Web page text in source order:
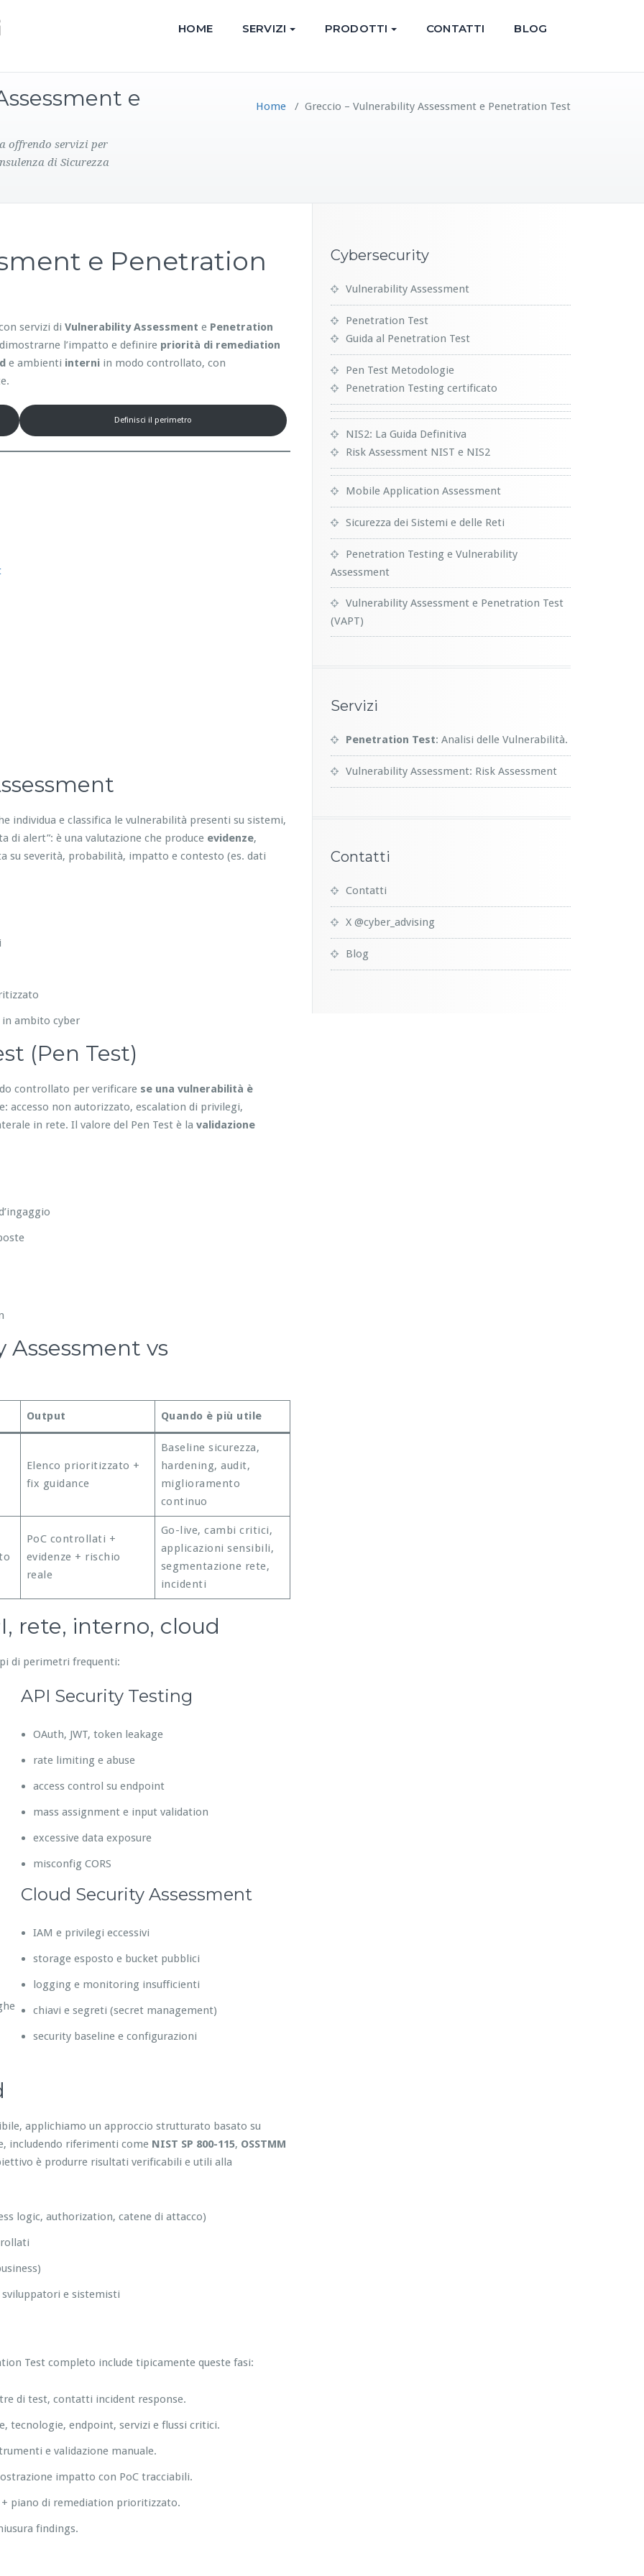
HOME SERVIZI PRODOTTI CONTATTI BLOG
e
offrendo servizi per
di Sicurezza
Home / Greccio – Vulnerability Assessment e Penetration Test
e Penetration
servizi di Vulnerability Assessment e Penetration
l’impatto e definire priorità di remediation
e ambienti interni in modo controllato, con
Definisci il perimetro
individua e classifica le vulnerabilità presenti su sistemi,
di alert”: è una valutazione che produce evidenze,
su severità, probabilità, impatto e contesto (es. dati
ambito cyber
(Pen Test)
controllato per verificare se una vulnerabilità è
accesso non autorizzato, escalation di privilegi,
in rete. Il valore del Pen Test è la validazione
vs
Output Quando è più utile
Elenco prioritizzato +
fix guidance
Baseline sicurezza,
hardening, audit,
miglioramento
continuo
PoC controllati +
evidenze + rischio
reale
Go-live, cambi critici,
applicazioni sensibili,
segmentazione rete,
incidenti
rete, interno, cloud
di perimetri frequenti:
API Security Testing
OAuth, JWT, token leakage
rate limiting e abuse
access control su endpoint
mass assignment e input validation
excessive data exposure
misconfig CORS
Cloud Security Assessment
IAM e privilegi eccessivi
storage esposto e bucket pubblici
logging e monitoring insufficienti
chiavi e segreti (secret management)
security baseline e configurazioni
applichiamo un approccio strutturato basato su
includendo riferimenti come NIST SP 800-115, OSSTMM
è produrre risultati verificabili e utili alla
logic, authorization, catene di attacco)
e sistemisti
Test completo include tipicamente queste fasi:
di test, contatti incident response.
tecnologie, endpoint, servizi e flussi critici.
e validazione manuale.
impatto con PoC tracciabili.
piano di remediation prioritizzato.
findings.
Cybersecurity
Vulnerability Assessment
Penetration Test
Guida al Penetration Test
Pen Test Metodologie
Penetration Testing certificato
NIS2: La Guida Definitiva
Risk Assessment NIST e NIS2
Mobile Application Assessment
Sicurezza dei Sistemi e delle Reti
Penetration Testing e Vulnerability
Assessment
Vulnerability Assessment e Penetration Test
(VAPT)
Servizi
Penetration Test: Analisi delle Vulnerabilità.
Vulnerability Assessment: Risk Assessment
Contatti
Contatti
X @cyber_advising
Blog